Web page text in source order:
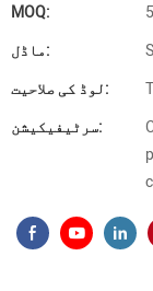
MOQ:
ماڈل:
لوڈ کی صلاحیت:
سرٹیفیکیشن: